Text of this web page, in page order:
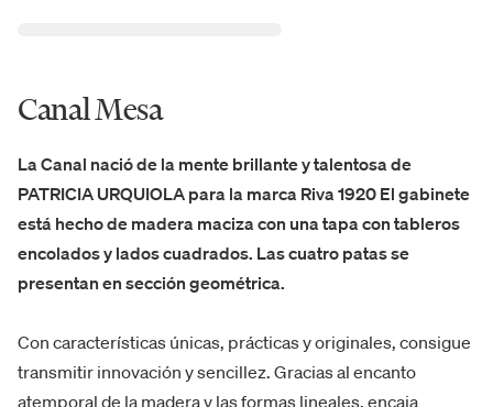
Canal Mesa
La Canal nació de la mente brillante y talentosa de
PATRICIA URQUIOLA para la marca Riva 1920 El gabinete
está hecho de madera maciza con una tapa con tableros
encolados y lados cuadrados. Las cuatro patas se
presentan en sección geométrica.
Con características únicas, prácticas y originales, consigue
transmitir innovación y sencillez. Gracias al encanto
atemporal de la madera y las formas lineales, encaja